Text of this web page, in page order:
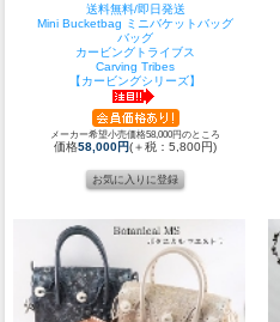
送料無料/即日発送
Mini Bucketbag ミニバケットバッグ
バッグ
カービングトライブス
Carving Tribes
【カービングシリーズ】
メーカー希望小売価格58,000円のところ
価格58,000円(＋税：5,800円)